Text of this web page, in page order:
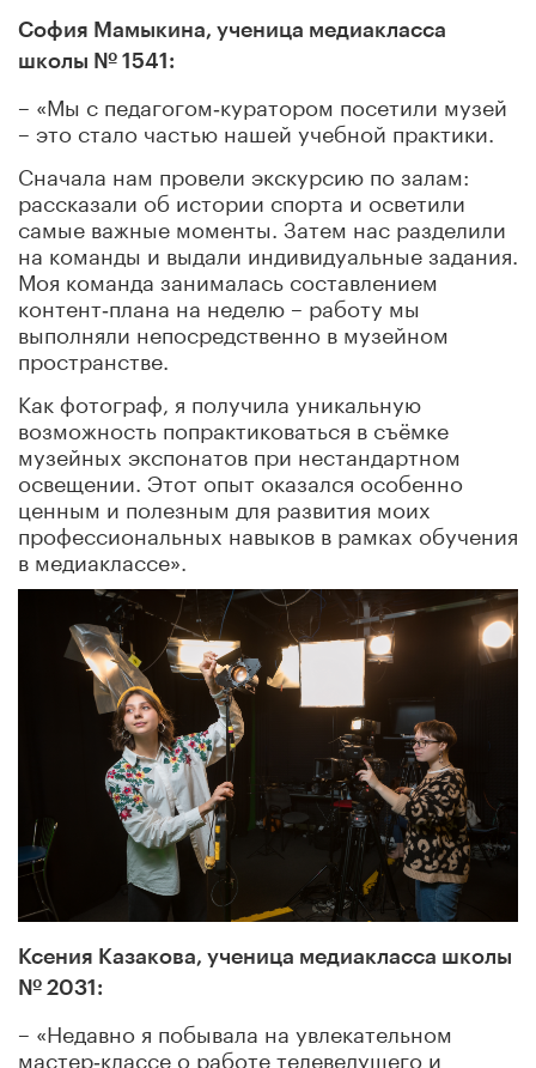
София Мамыкина, ученица медиакласса
школы № 1541:
– «Мы с педагогом‑куратором посетили музей
– это стало частью нашей учебной практики.
Сначала нам провели экскурсию по залам:
рассказали об истории спорта и осветили
самые важные моменты. Затем нас разделили
на команды и выдали индивидуальные задания.
Моя команда занималась составлением
контент‑плана на неделю – работу мы
выполняли непосредственно в музейном
пространстве.
Как фотограф, я получила уникальную
возможность попрактиковаться в съёмке
музейных экспонатов при нестандартном
освещении. Этот опыт оказался особенно
ценным и полезным для развития моих
профессиональных навыков в рамках обучения
в медиаклассе».
Ксения Казакова, ученица медиакласса школы
№ 2031:
– «Недавно я побывала на увлекательном
мастер‑классе о работе телеведущего и